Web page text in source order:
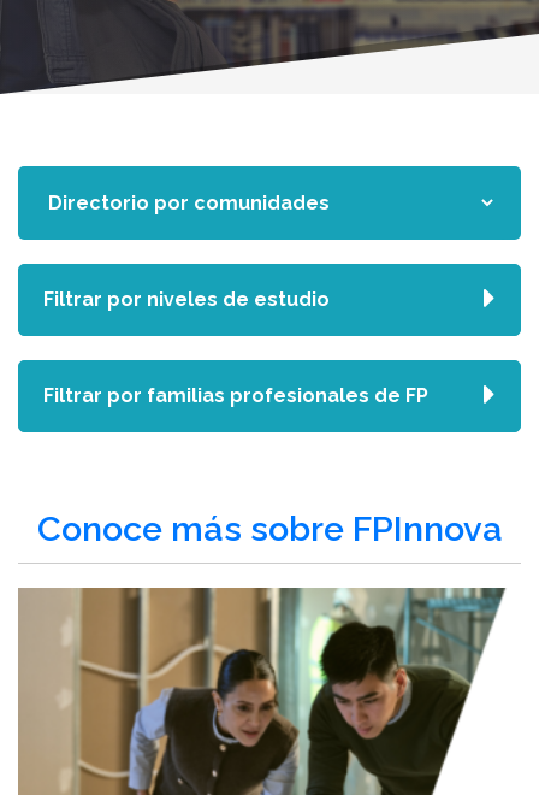
Conoce más sobre FPInnova
Filtrar por niveles de estudio
Filtrar por familias profesionales de FP